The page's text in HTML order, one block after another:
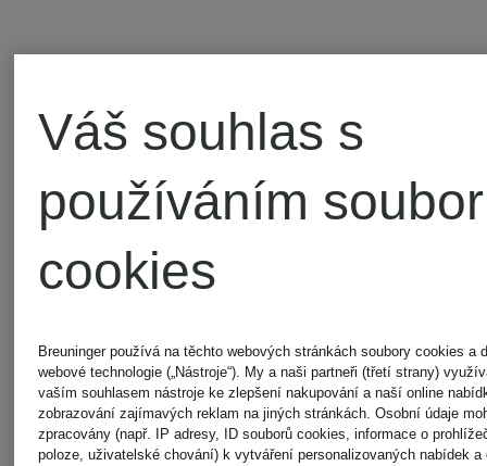
Novinka Novinka
Váš souhlas s
používáním
cookies
Breuninger používá na těchto webových stránkách soubory cookies a
webové technologie („Nástroje“). My a naši partneři (třetí strany)
vaším souhlasem nástroje ke zlepšení nakupování a naší online
zobrazování zajímavých reklam na jiných stránkách. Osobní údaje
zpracovány (např. IP adresy, ID souborů cookies, informace o
poloze, uživatelské chování) k vytváření personalizovaných nabídek a